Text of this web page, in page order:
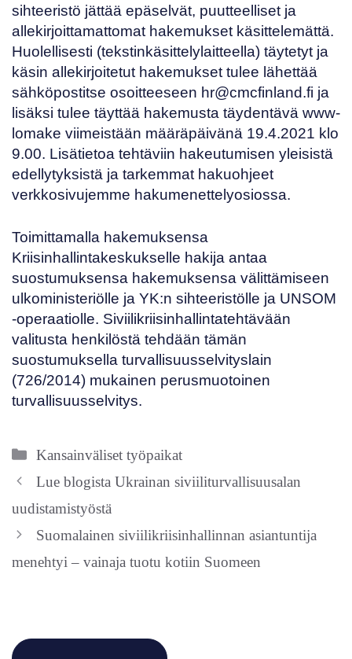
sihteeristö jättää epäselvät, puutteelliset ja
allekirjoittamattomat hakemukset käsittelemättä.
Huolellisesti (tekstinkäsittelylaitteella) täytetyt ja
käsin allekirjoitetut hakemukset tulee lähettää
sähköpostitse osoitteeseen hr@cmcfinland.fi ja
lisäksi tulee täyttää hakemusta täydentävä www-
lomake viimeistään määräpäivänä 19.4.2021 klo
9.00. Lisätietoa tehtäviin hakeutumisen yleisistä
edellytyksistä ja tarkemmat hakuohjeet
verkkosivujemme hakumenettelyosiossa.
Toimittamalla hakemuksensa
Kriisinhallintakeskukselle hakija antaa
suostumuksensa hakemuksensa välittämiseen
ulkoministeriölle ja YK:n sihteeristölle ja UNSOM
-operaatiolle. Siviilikriisinhallintatehtävään
valitusta henkilöstä tehdään tämän
suostumuksella turvallisuusselvityslain
(726/2014) mukainen perusmuotoinen
turvallisuusselvitys.
Kategoriat
Kansainväliset työpaikat
Lue blogista Ukrainan siviiliturvallisuusalan
uudistamistyöstä
Suomalainen siviilikriisinhallinnan asiantuntija
menehtyi – vainaja tuotu kotiin Suomeen